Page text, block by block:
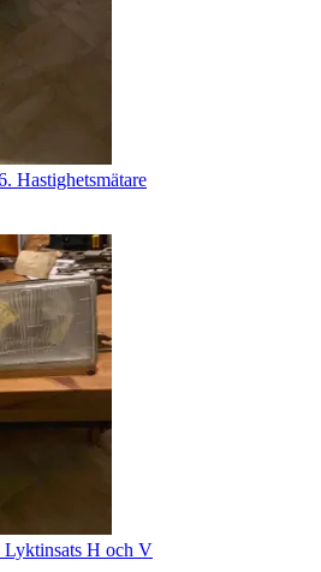
Hastighetsmätare
H och V